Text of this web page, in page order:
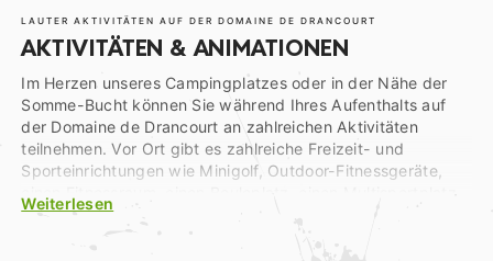
LAUTER AKTIVITÄTEN AUF DER DOMAINE DE DRANCOURT
AKTIVITÄTEN & ANIMATIONEN
Im Herzen unseres Campingplatzes oder in der Nähe der
Somme-Bucht können Sie während Ihres Aufenthalts auf
der Domaine de Drancourt an zahlreichen Aktivitäten
teilnehmen. Vor Ort gibt es zahlreiche Freizeit- und
Sporteinrichtungen wie Minigolf, Outdoor-Fitnessgeräte,
und einen Tennisplatz. Auf dem Programm Ihres Urlaubs
Weiterlesen